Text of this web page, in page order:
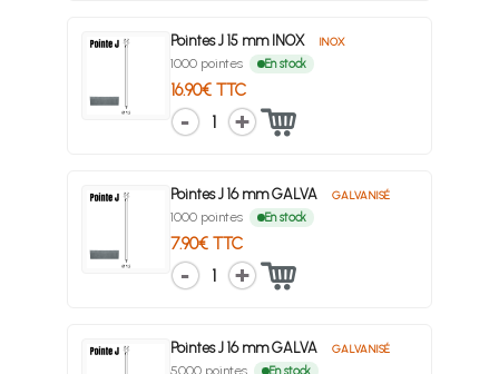
Pointes J 15 mm INOX INOX
1000 pointes En stock
16.90€ TTC
1
Pointes J 16 mm GALVA GALVANISÉ
1000 pointes En stock
7.90€ TTC
1
Pointes J 16 mm GALVA GALVANISÉ
5000 pointes